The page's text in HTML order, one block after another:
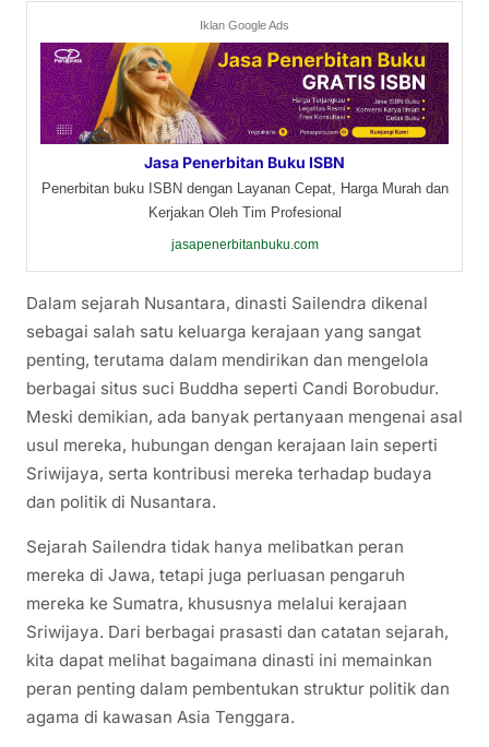
Iklan Google Ads
Jasa Penerbitan Buku ISBN
Penerbitan buku ISBN dengan Layanan Cepat, Harga Murah dan
Kerjakan Oleh Tim Profesional
jasapenerbitanbuku.com
Dalam sejarah Nusantara, dinasti Sailendra dikenal
sebagai salah satu keluarga kerajaan yang sangat
penting, terutama dalam mendirikan dan mengelola
berbagai situs suci Buddha seperti Candi Borobudur.
Meski demikian, ada banyak pertanyaan mengenai asal
usul mereka, hubungan dengan kerajaan lain seperti
Sriwijaya, serta kontribusi mereka terhadap budaya
dan politik di Nusantara.
Sejarah Sailendra tidak hanya melibatkan peran
mereka di Jawa, tetapi juga perluasan pengaruh
mereka ke Sumatra, khususnya melalui kerajaan
Sriwijaya. Dari berbagai prasasti dan catatan sejarah,
kita dapat melihat bagaimana dinasti ini memainkan
peran penting dalam pembentukan struktur politik dan
agama di kawasan Asia Tenggara.